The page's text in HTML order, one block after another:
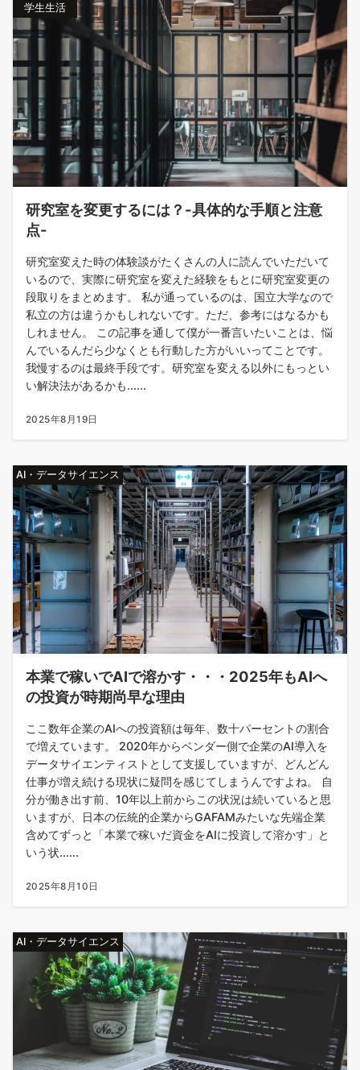
学生生活
研究室を変更するには？-具体的な手順と注意
点-
研究室変えた時の体験談がたくさんの人に読んでいただいて
いるので、実際に研究室を変えた経験をもとに研究室変更の
段取りをまとめます。 私が通っているのは、国立大学なので
私立の方は違うかもしれないです。ただ、参考にはなるかも
しれません。 この記事を通して僕が一番言いたいことは、悩
んでいるんだら少なくとも行動した方がいいってことです。
我慢するのは最終手段です。研究室を変える以外にもっとい
い解決法があるかも......
2025年8月19日
AI・データサイエンス
本業で稼いでAIで溶かす・・・2025年もAIへ
の投資が時期尚早な理由
ここ数年企業のAIへの投資額は毎年、数十パーセントの割合
で増えています。 2020年からベンダー側で企業のAI導入を
データサイエンティストとして支援していますが、どんどん
仕事が増え続ける現状に疑問を感じてしまうんですよね。 自
分が働き出す前、10年以上前からこの状況は続いていると思
いますが、日本の伝統的企業からGAFAMみたいな先端企業
含めてずっと「本業で稼いだ資金をAIに投資して溶かす」と
いう状......
2025年8月10日
AI・データサイエンス